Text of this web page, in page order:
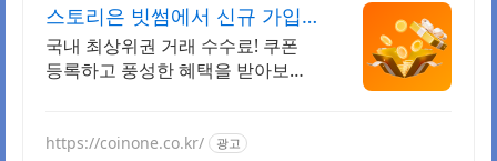
스토리은 빗썸에서 신규 가입
시 5만원 혜택
국내 최상위권 거래 수수료! 쿠폰
등록하고 풍성한 혜택을 받아보세
https://coinone.co.kr/ 광고